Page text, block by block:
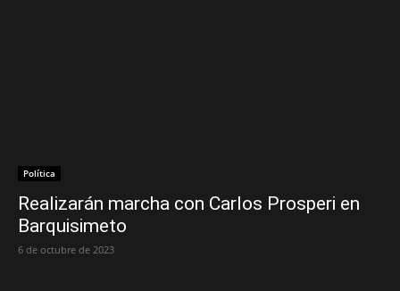
Política
Realizarán marcha con Carlos Prosperi en
Barquisimeto
6 de octubre de 2023